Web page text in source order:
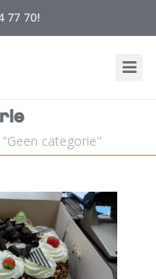
en abonnement
77 70!
categorie"